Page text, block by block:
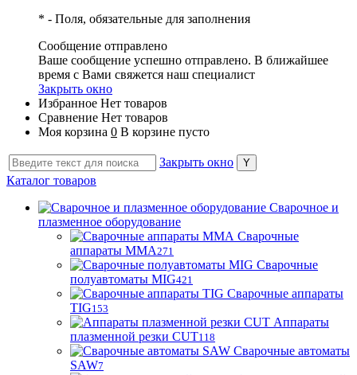
* - Поля, обязательные для заполнения
Сообщение отправлено
Ваше сообщение успешно отправлено. В ближайшее
время с Вами свяжется наш специалист
Закрыть окно
Избранное Нет товаров
Сравнение Нет товаров
Моя корзина 0 В корзине пусто
Закрыть окно
Каталог товаров
Сварочное и
плазменное оборудование
Сварочные
аппараты MMA271
Сварочные
полуавтоматы MIG421
Сварочные аппараты
TIG153
Аппараты
плазменной резки CUT118
Сварочные автоматы
SAW7